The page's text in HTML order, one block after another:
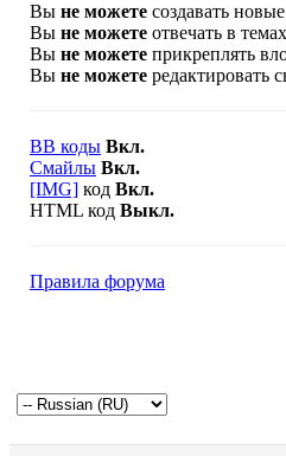
Вы не можете создавать
Вы не можете отвечать в темах
Вы не можете прикреплять
Вы не можете редактировать
BB коды Вкл.
Смайлы Вкл.
[IMG] код Вкл.
HTML код Выкл.
Правила форума